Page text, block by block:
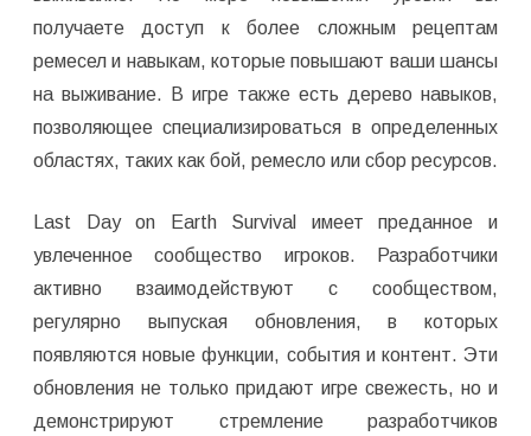
получаете доступ к более сложным рецептам
ремесел и навыкам, которые повышают ваши шансы
на выживание. В игре также есть дерево навыков,
позволяющее специализироваться в определенных
областях, таких как бой, ремесло или сбор ресурсов.
Last Day on Earth Survival имеет преданное и
увлеченное сообщество игроков. Разработчики
активно взаимодействуют с сообществом,
регулярно выпуская обновления, в которых
появляются новые функции, события и контент. Эти
обновления не только придают игре свежесть, но и
демонстрируют стремление разработчиков